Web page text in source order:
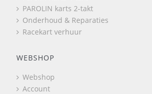
PAROLIN karts 2-takt
Onderhoud & Reparaties
Racekart verhuur
WEBSHOP
Webshop
Account